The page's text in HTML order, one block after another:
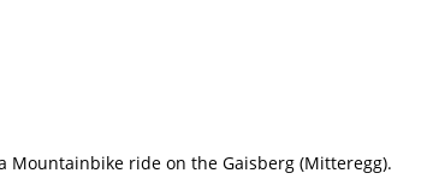
Mountainbike ride on the Gaisberg (Mitteregg).